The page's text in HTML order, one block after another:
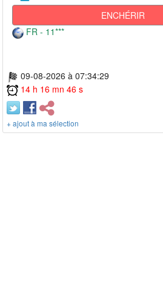
ENCHÉRIR
FR - 11***
09-08-2026 à 07:34:29
14 h 16 mn 46 s
+ ajout à ma sélection